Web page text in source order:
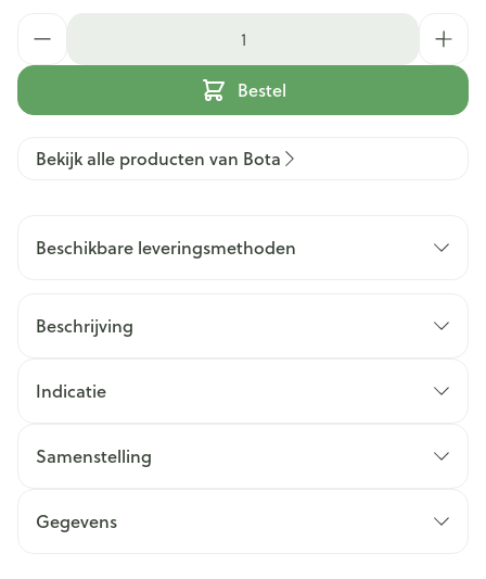
Bestel
Bekijk alle producten van Bota
Beschikbare leveringsmethoden
Beschrijving
Indicatie
Samenstelling
Gegevens